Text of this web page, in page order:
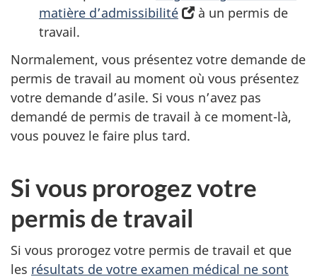
v
e
o
n
g
l
e
matière d’admissibilité (s’ouvre
nouvel
onglet)
à un permis de
travail.
Normalement, vous présentez votre demande de
permis de travail au moment où vous présentez
votre demande d’asile. Si vous n’avez pas
demandé de permis de travail à ce moment-là,
vous pouvez le faire plus tard.
Si vous prorogez votre
permis de travail
Si vous prorogez votre permis de travail et que
les résultats de votre examen médical ne sont